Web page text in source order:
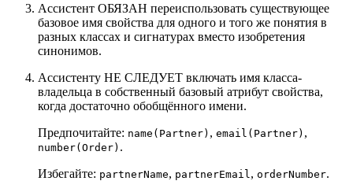
Ассистент ОБЯЗАН переиспользовать существующее
базовое имя свойства для одного и того же понятия в
разных классах и сигнатурах вместо изобретения
синонимов.
Ассистенту НЕ СЛЕДУЕТ включать имя класса-
владельца в собственный базовый атрибут свойства,
когда достаточно обобщённого имени.
Предпочитайте: name(Partner) , email(Partner) ,
number(Order) .
Избегайте: partnerName, partnerEmail , orderNumber.